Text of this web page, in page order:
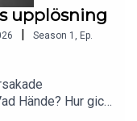
upplösning
| Season 1
Ep.
Hände? Hur gick
Sovjetunionens